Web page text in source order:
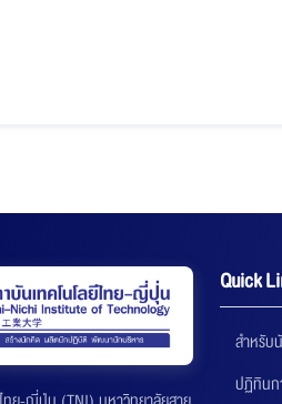
Quick
สำหรับ
ปฏิทิน